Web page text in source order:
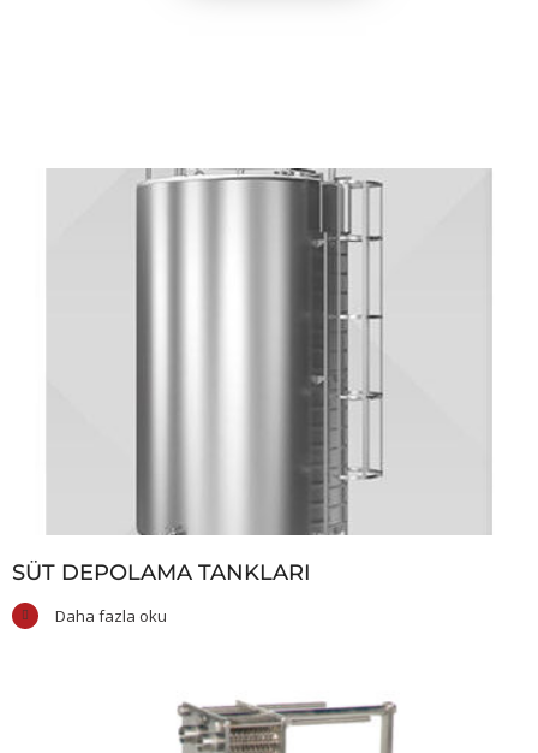
SÜT DEPOLAMA TANKLARI
Daha fazla oku